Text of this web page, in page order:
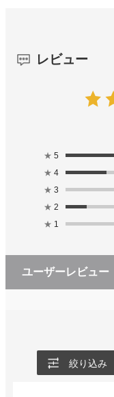
レビュー
★ 5
★ 4
★ 3
★ 2
★ 1
ユーザーレビュー
絞り込み